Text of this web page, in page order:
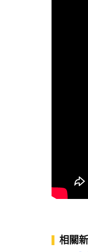
相關